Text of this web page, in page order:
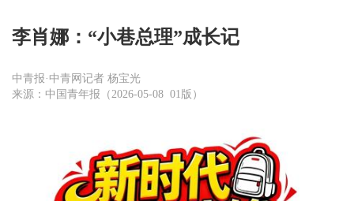
李肖娜：“小巷总理”成长记
中青报·中青网记者 杨宝光
来源：中国青年报（2026-05-08 01版）